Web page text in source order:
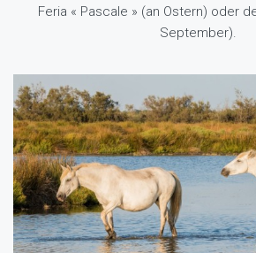
Feria « Pascale » (an Ostern) oder
September).